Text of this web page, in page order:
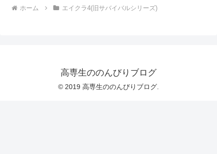
ホーム エイクラ4(旧サバイバルシリーズ)
高専生ののんびりブログ
© 2019 高専生ののんびりブログ.